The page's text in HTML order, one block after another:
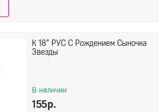
К 18" РУС С Рождением Сыночка
Звезды
В наличии
155р.